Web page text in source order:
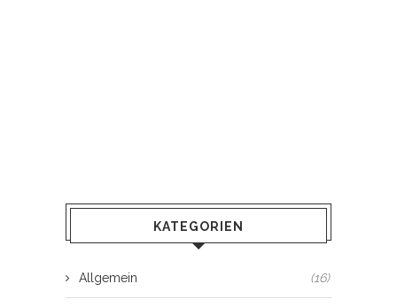
KATEGORIEN
Allgemein (16)